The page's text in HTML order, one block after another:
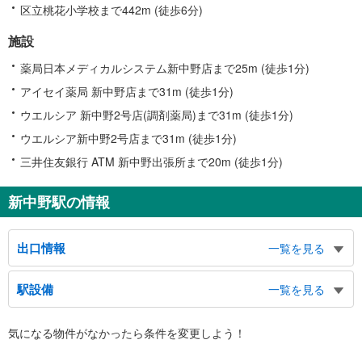
区立桃花小学校まで442m (徒歩6分)
施設
薬局日本メディカルシステム新中野店まで25m (徒歩1分)
アイセイ薬局 新中野店まで31m (徒歩1分)
ウエルシア 新中野2号店(調剤薬局)まで31m (徒歩1分)
ウエルシア新中野2号店まで31m (徒歩1分)
三井住友銀行 ATM 新中野出張所まで20m (徒歩1分)
新中野駅の情報
出口情報
一覧を見る
１出口
鍋横区民活動センター、青梅街道、中野通り、本町４−６丁目、和田１丁目、
杉山公園
２出口
駅設備
一覧を見る
※段差なしでの移動経路
気になる物件がなかったら条件を変更しよう！